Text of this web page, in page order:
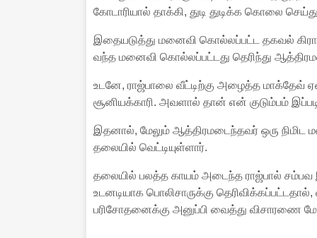
கோடாரியால் தாக்கி, துடி துடிக்க கொலை
இதையடுத்து மனைவி கொல்லப்பட்ட தகவல்
வந்த மனைவி கொல்லப்பட்டது தெரிந்து
உடனே, ராஜ்பாலை வீட்டிற்கு அழைத்த
சூனியக்காரி. அவளால் தான் என் குடும்பம்
இதனால், மேலும் ஆத்திரமடைந்தவர் ஒரு நிமிட
தலையில் வெட்டியுள்ளார்.
தலையில் பலத்த காயம் அடைந்த ராஜ்பால் சம்பவ
உடனடியாக பொலிசாருக்கு
பரிசோதனைக்கு அனுப்பி வைத்து விசாரணை